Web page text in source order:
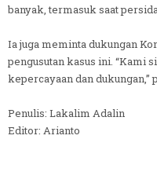
banyak, termasuk saat
Ia juga meminta dukungan
pengusutan kasus ini. “Kami
kepercayaan dan dukungan,”
Penulis: Lakalim Adalin
Editor: Arianto